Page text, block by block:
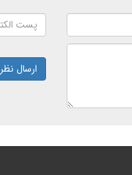
ارسال نظر